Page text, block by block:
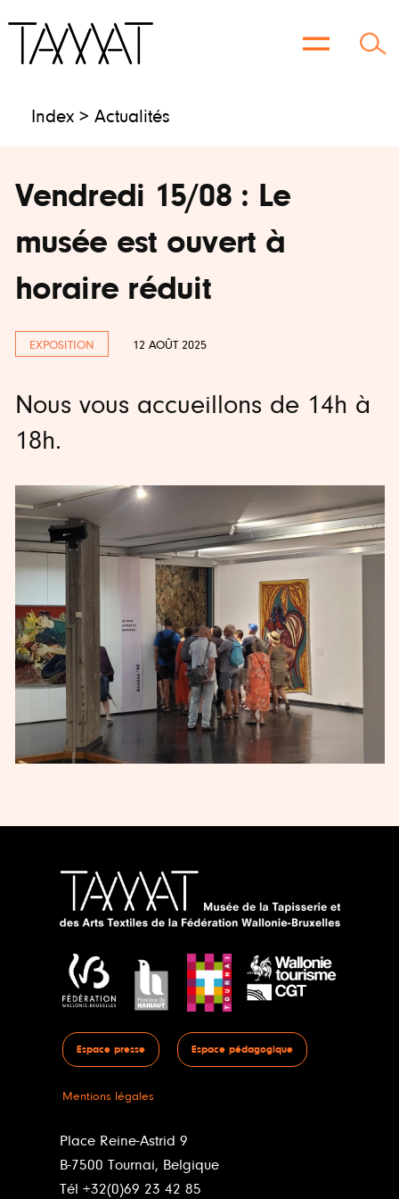
Aller
Index > Actualités
Vendredi 15/08 : Le
musée est ouvert à
horaire réduit
EXPOSITION 12 AOÛT 2025
Nous vous accueillons de 14h à
18h.
Espace presse Espace pédagogique
Mentions légales
Place Reine-Astrid 9
B-7500 Tournai, Belgique
Tél +32(0)69 23 42 85